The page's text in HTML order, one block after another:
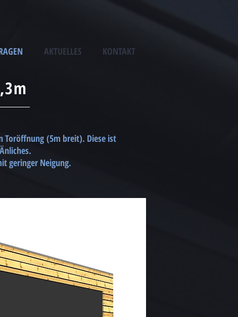
AKTUELLES KONTAKT
Toröffnung (5m breit). Diese ist
geringer Neigung.